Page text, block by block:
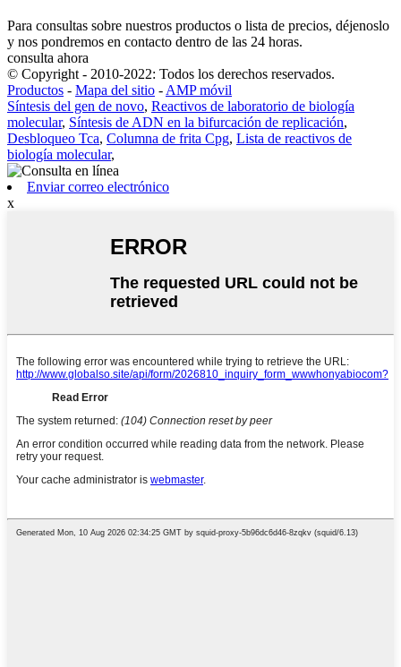
Para consultas sobre nuestros productos o lista de precios, déjenoslo
y nos pondremos en contacto dentro de las 24 horas.
consulta ahora
© Copyright - 2010-2022: Todos los derechos reservados.
Productos - Mapa del sitio - AMP móvil
Síntesis del gen de novo, Reactivos de laboratorio de biología
molecular, Síntesis de ADN en la bifurcación de replicación,
Desbloqueo Tca, Columna de frita Cpg, Lista de reactivos de
biología molecular,
Enviar correo electrónico
x